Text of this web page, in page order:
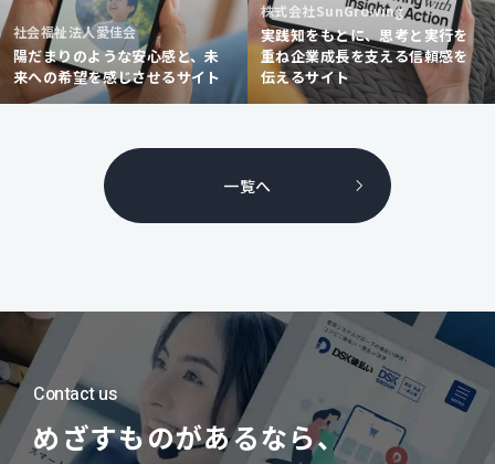
社会福祉法人愛佳会
陽だまりのような安心感と、未
来への希望を感じさせるサイト
株式会社SunGrowing
実践知をもとに、思考と実行を
重ね企業成長を支える信頼感を
伝えるサイト
一覧へ
Contact us
めざすものがあるなら、